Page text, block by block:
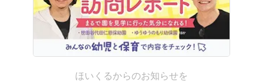
ほいくるからのお知らせを